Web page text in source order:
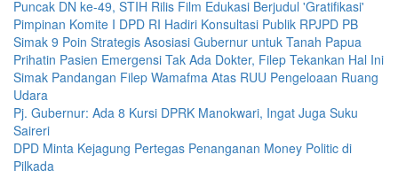
Puncak DN ke-49, STIH Rilis Film Edukasi Berjudul 'Gratifikasi'
Pimpinan Komite I DPD RI Hadiri Konsultasi Publik RPJPD PB
Simak 9 Poin Strategis Asosiasi Gubernur untuk Tanah Papua
Prihatin Pasien Emergensi Tak Ada Dokter, Filep Tekankan Hal Ini
Simak Pandangan Filep Wamafma Atas RUU Pengeloaan Ruang
Udara
Pj. Gubernur: Ada 8 Kursi DPRK Manokwari, Ingat Juga Suku
Saireri
DPD Minta Kejagung Pertegas Penanganan Money Politic di
Pilkada